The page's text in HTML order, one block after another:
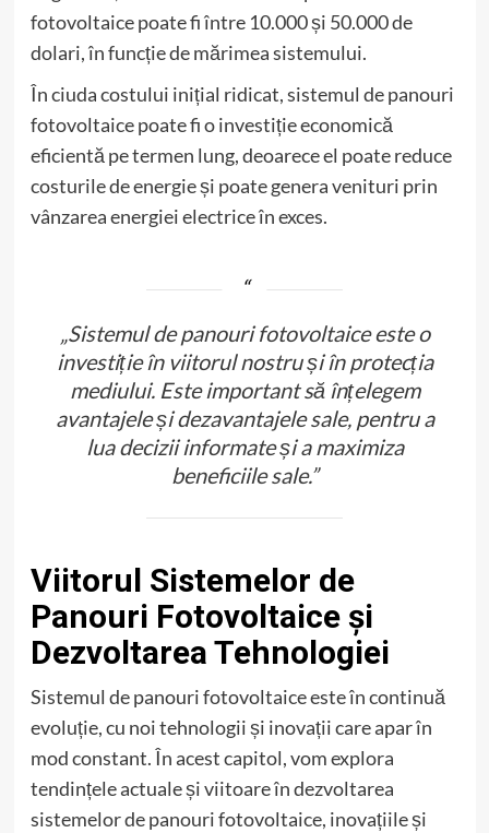
fotovoltaice poate fi între 10.000 și 50.000 de
dolari, în funcție de mărimea sistemului.
În ciuda costului inițial ridicat, sistemul de panouri
fotovoltaice poate fi o investiție economică
eficientă pe termen lung, deoarece el poate reduce
costurile de energie și poate genera venituri prin
vânzarea energiei electrice în exces.
„Sistemul de panouri fotovoltaice este o
investiție în viitorul nostru și în protecția
mediului. Este important să înțelegem
avantajele și dezavantajele sale, pentru a
lua decizii informate și a maximiza
beneficiile sale.”
Viitorul Sistemelor de
Panouri Fotovoltaice și
Dezvoltarea Tehnologiei
Sistemul de panouri fotovoltaice este în continuă
evoluție, cu noi tehnologii și inovații care apar în
mod constant. În acest capitol, vom explora
tendințele actuale și viitoare în dezvoltarea
sistemelor de panouri fotovoltaice, inovațiile și